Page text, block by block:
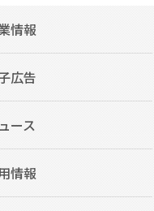
情報
広告
ース
情報